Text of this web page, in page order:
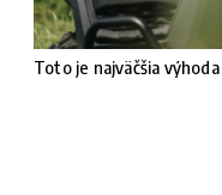
Toto je najväčšia